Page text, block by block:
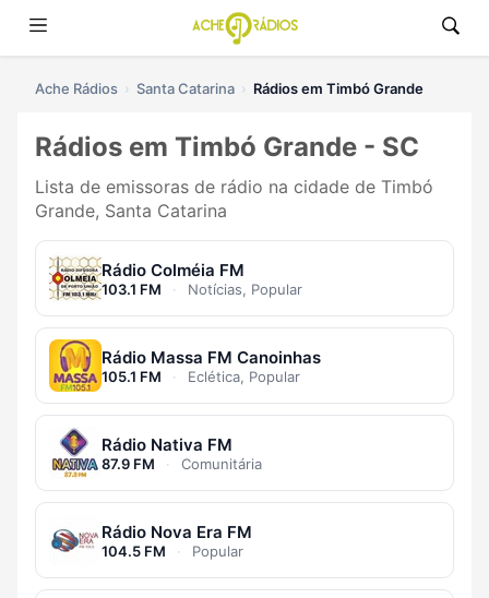
Ache Rádios Santa Catarina Rádios em Timbó Grande
Rádios em Timbó Grande - SC
Lista de emissoras de rádio na cidade de Timbó
Grande, Santa Catarina
Rádio Colméia FM
103.1 FM · Notícias, Popular
Rádio Massa FM Canoinhas
105.1 FM · Eclética, Popular
Rádio Nativa FM
87.9 FM · Comunitária
Rádio Nova Era FM
104.5 FM · Popular